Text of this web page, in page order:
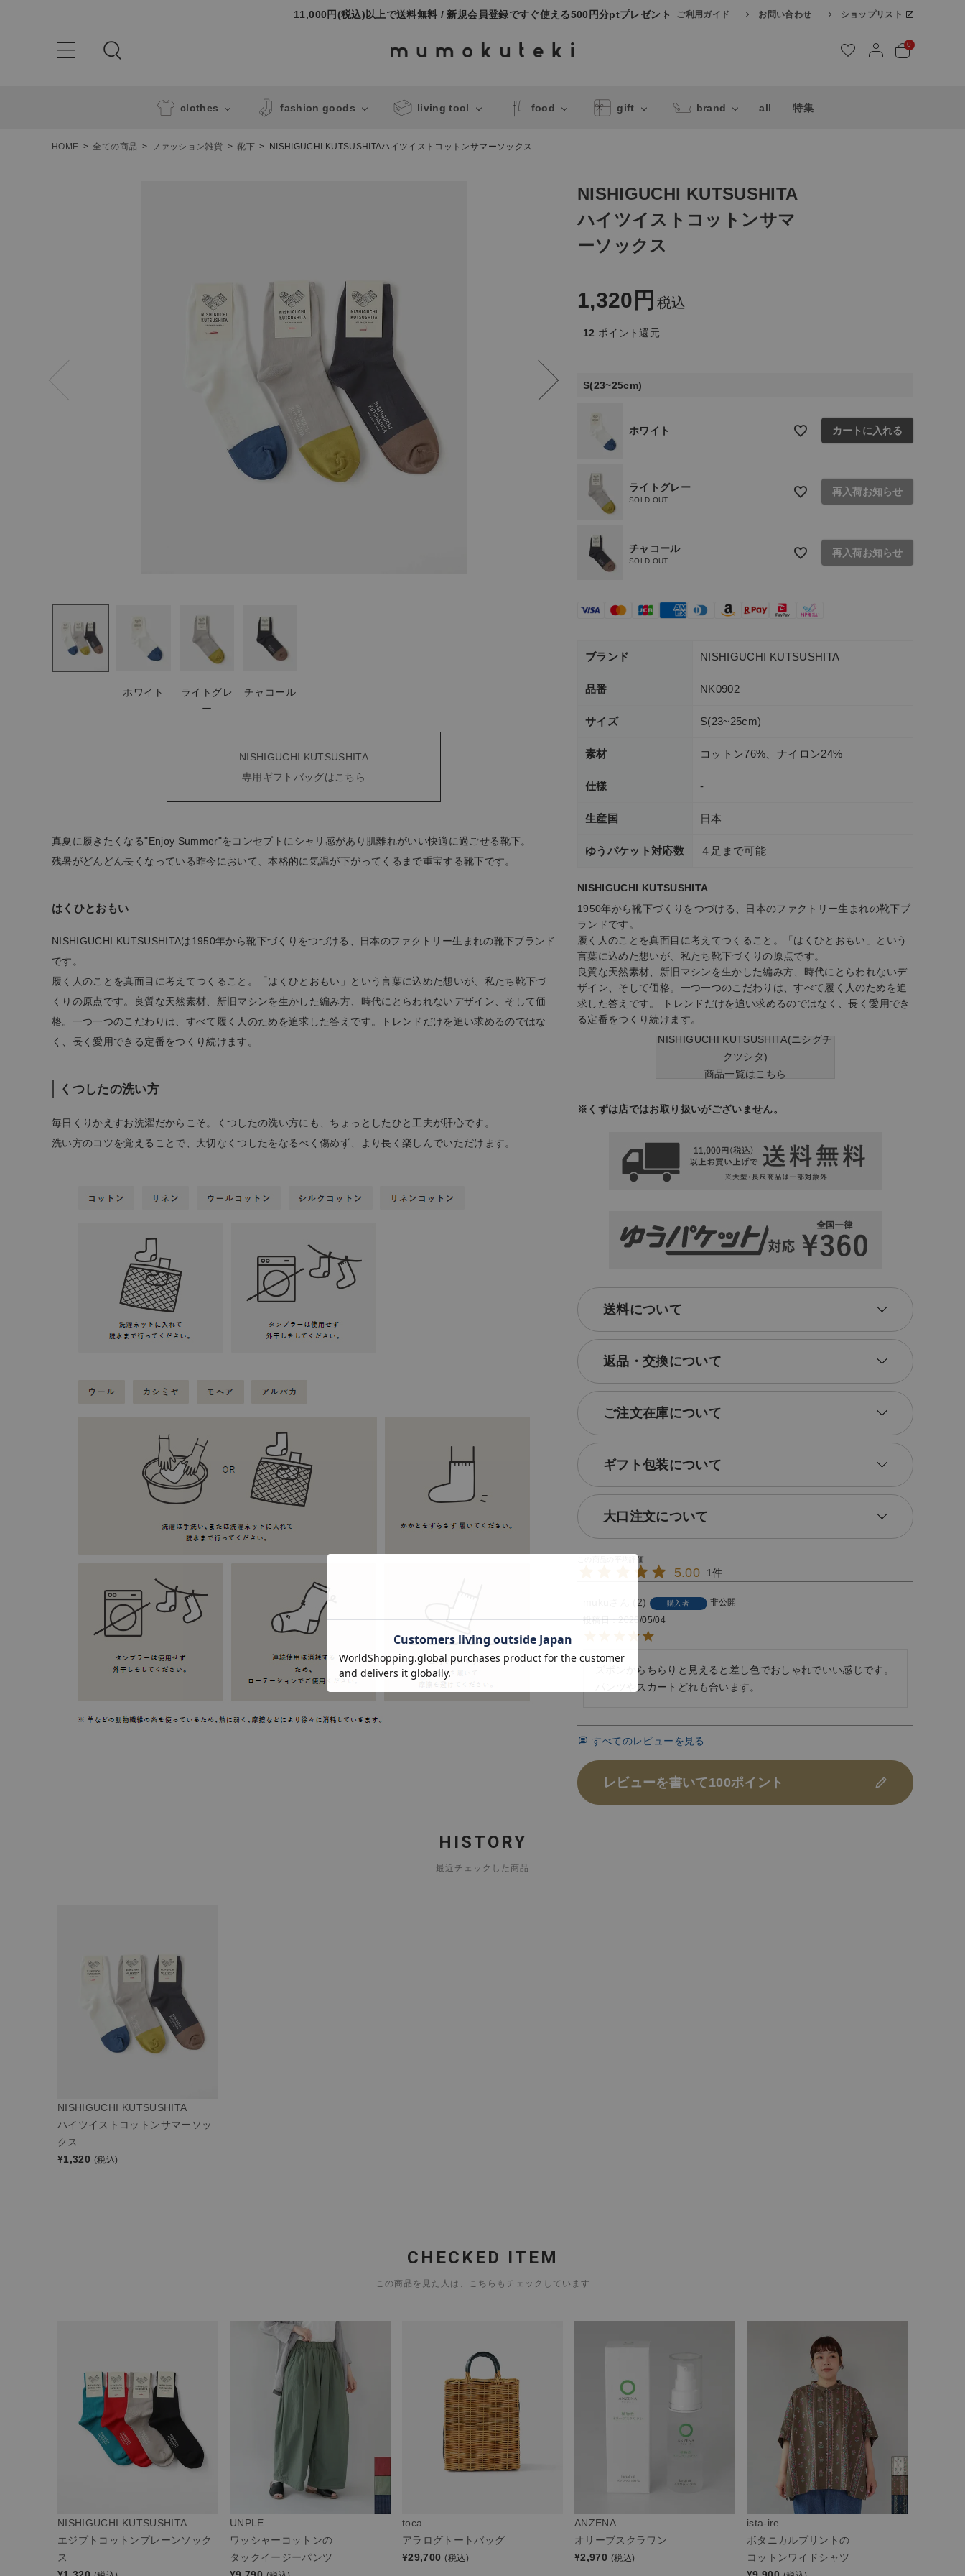
11,000円(税込)以上で送料無料 / 新規会員登録ですぐ使える500円分ptプレゼント ご利用ガイド お問い合わせ ショップリスト
0
clothes fashion goods living tool food gift brand all 特集
ナチュラル服
全ての商品
CONTENTS
ご利用ガイド
お問い合わせ
HOME 全ての商品 ファッション雑貨 靴下 NISHIGUCHI KUTSUSHITAハイツイストコットンサマーソックス
ホワイト
ホワイト
ライトグレ
ー
チャコール
NISHIGUCHI KUTSUSHITA
専用ギフトバッグはこちら
真夏に履きたくなる"Enjoy Summer"をコンセプトにシャリ感があり肌離れがいい快適に過ごせる靴下。
残暑がどんどん長くなっている昨今において、本格的に気温が下がってくるまで重宝する靴下です。
はくひとおもい
NISHIGUCHI KUTSUSHITAは1950年から靴下づくりをつづける、日本のファクトリー生まれの靴下ブランド
です。
履く人のことを真面目に考えてつくること。「はくひとおもい」という言葉に込めた想いが、私たち靴下づ
くりの原点です。良質な天然素材、新旧マシンを生かした編み方、時代にとらわれないデザイン、そして価
格。一つ一つのこだわりは、すべて履く人のためを追求した答えです。トレンドだけを追い求めるのではな
く、長く愛用できる定番をつくり続けます。
くつしたの洗い方
毎日くりかえすお洗濯だからこそ。くつしたの洗い方にも、ちょっとしたひと工夫が肝心です。
洗い方のコツを覚えることで、大切なくつしたをなるべく傷めず、より長く楽しんでいただけます。
NISHIGUCHI KUTSUSHITA
ハイツイストコットンサマ
ーソックス
1,320 税込
12 ポイント還元
S(23~25cm)
ホワイト カートに入れる
ライトグレー
SOLD OUT
再入荷お知らせ
チャコール
SOLD OUT
再入荷お知らせ
ブランド NISHIGUCHI KUTSUSHITA
品番 NK0902
サイズ S(23~25cm)
素材 コットン76%、ナイロン24%
仕様 -
生産国 日本
ゆうパケット対応数 ４足まで可能
NISHIGUCHI KUTSUSHITA
1950年から靴下づくりをつづける、日本のファクトリー生まれの靴下ブ
ランドです。
履く人のことを真面目に考えてつくること。「はくひとおもい」という
言葉に込めた想いが、私たち靴下づくりの原点です。
良質な天然素材、新旧マシンを生かした編み方、時代にとらわれないデ
ザイン、そして価格。一つ一つのこだわりは、すべて履く人のためを追
求した答えです。 トレンドだけを追い求めるのではなく、長く愛用でき
る定番をつくり続けます。
NISHIGUCHI KUTSUSHITA(ニシグチ
クツシタ)
商品一覧はこちら
※くずは店ではお取り扱いがございません。
送料について
返品・交換について
ご注文在庫について
ギフト包装について
大口注文について
5.00 1
2 購入者
非公開
投稿日
2026/05/04
ズボンからちらりと見えると差し色でおしゃれでいい感じです。
すべてのレビューを見る
レビューを書いて100ポイント
HISTORY
最近チェックした商品
NISHIGUCHI KUTSUSHITA
ハイツイストコットンサマーソッ
クス
¥1,320 (税込)
CHECKED ITEM
この商品を見た人は、こちらもチェックしています
NISHIGUCHI KUTSUSHITA
エジプトコットンプレーンソック
ス
UNPLE
ワッシャーコットンの
タックイージーパンツ
toca
アラログトートバッグ
¥29,700 (税込)
ANZENA
オリーブスクラワン
¥2,970 (税込)
ista-ire
ボタニカルプリントの
コットンワイドシャツ